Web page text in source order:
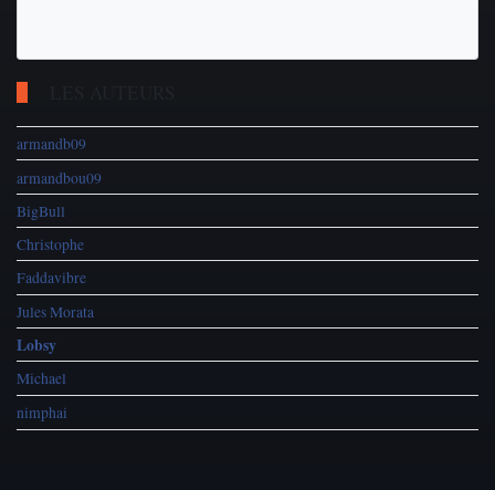
armandb09
armandbou09
BigBull
Christophe
Faddavibre
Jules Morata
Lobsy
Michael
nimphai